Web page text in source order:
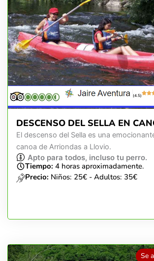
(4.5)
DESCENSO DEL SELLA EN
El descenso del Sella es una
canoa de Arriondas a Llovio.
Apto para todos, incluso tu perro.
Tiempo: 4 horas aproximadamente.
Precio: Niños: 25€ - Adultos: 35€
Se